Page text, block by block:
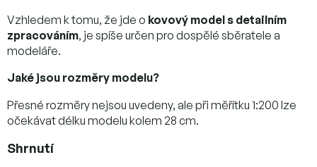
Vzhledem k tomu, že jde o kovový model s detailním
zpracováním, je spíše určen pro dospělé sběratele a
modeláře.
Jaké jsou rozměry modelu?
Přesné rozměry nejsou uvedeny, ale při měřítku 1:200 lze
očekávat délku modelu kolem 28 cm.
Shrnutí